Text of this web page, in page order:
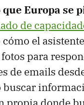
que Europa se
de
el
para
de emails
buscar